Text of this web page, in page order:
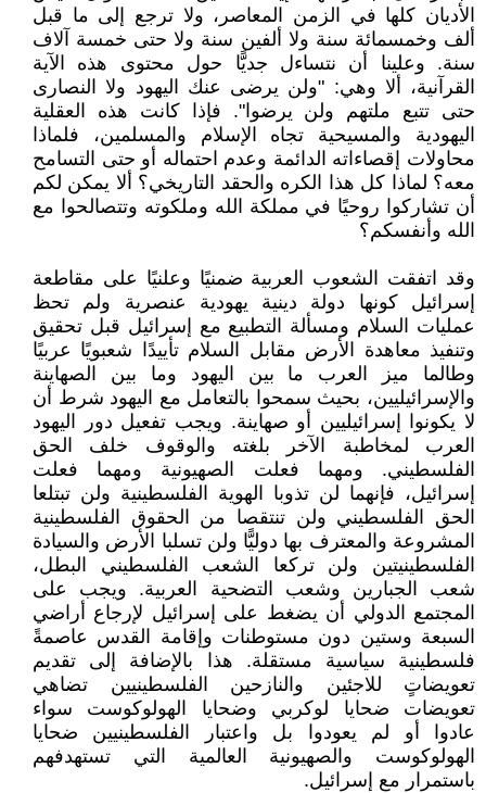
الأديان كلها في الزمن المعاصر، ولا ترجع إلى ما قبل
ألف وخمسمائة سنة ولا ألفين سنة ولا حتى خمسة آلاف
سنة. وعلينا أن نتساءل جديًّا حول محتوى هذه الآية
القرآنية، ألا وهي: "ولن يرضى عنك اليهود ولا النصارى
حتى تتبع ملتهم ولن يرضوا". فإذا كانت هذه العقلية
اليهودية والمسيحية تجاه الإسلام والمسلمين، فلماذا
محاولات إقصاءاته الدائمة وعدم احتماله أو حتى التسامح
معه؟ لماذا كل هذا الكره والحقد التاريخي؟ ألا يمكن لكم
أن تشاركوا روحيًا في مملكة الله وملكوته وتتصالحوا مع
الله وأنفسكم؟
وقد اتفقت الشعوب العربية ضمنيًا وعلنيًا على مقاطعة
إسرائيل كونها دولة دينية يهودية عنصرية ولم تحظ
عمليات السلام ومسألة التطبيع مع إسرائيل قبل تحقيق
وتنفيذ معاهدة الأرض مقابل السلام تأييدًا شعبويًا عربيًا
وطالما ميز العرب ما بين اليهود وما بين الصهاينة
والإسرائيليين، بحيث سمحوا بالتعامل مع اليهود شرط أن
لا يكونوا إسرائيليين أو صهاينة. ويجب تفعيل دور اليهود
العرب لمخاطبة الآخر بلغته والوقوف خلف الحق
الفلسطيني. ومهما فعلت الصهيونية ومهما فعلت
إسرائيل، فإنهما لن تذوبا الهوية الفلسطينية ولن تبتلعا
الحق الفلسطيني ولن تنتقصا من الحقوق الفلسطينية
المشروعة والمعترف بها دوليًّا ولن تسلبا الأرض والسيادة
الفلسطينيتين ولن تركعا الشعب الفلسطيني البطل،
شعب الجبارين وشعب التضحية العربية. ويجب على
المجتمع الدولي أن يضغط على إسرائيل لإرجاع أراضي
السبعة وستين دون مستوطنات وإقامة القدس عاصمةً
فلسطينية سياسية مستقلة. هذا بالإضافة إلى تقديم
تعويضاتٍ للاجئين والنازحين الفلسطينيين تضاهي
تعويضات ضحايا لوكربي وضحايا الهولوكوست سواء
عادوا أو لم يعودوا بل واعتبار الفلسطينيين ضحايا
الهولوكوست والصهيونية العالمية التي تستهدفهم
باستمرار مع إسرائيل.